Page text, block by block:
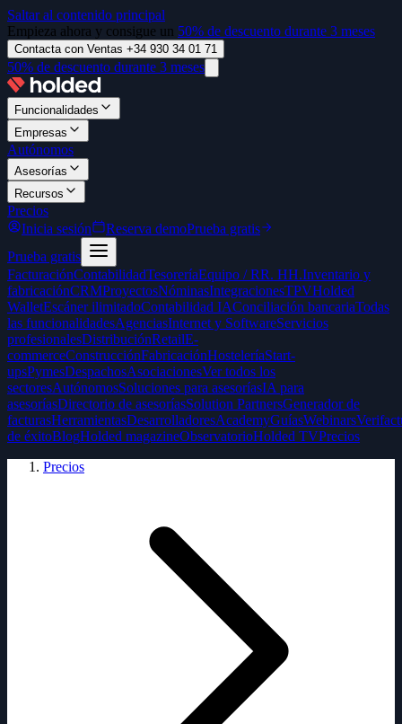
Saltar al contenido principal
Empieza ahora y consigue un 50% de descuento durante 3 meses
Contacta con Ventas +34 930 34 01 71
50% de descuento durante 3 meses
Funcionalidades
Empresas
Autónomos
Asesorías
Recursos
Precios
Inicia sesión
Reserva demoPrueba gratis
Prueba gratis
FacturaciónContabilidadTesoreríaEquipo / RR. HH.Inventario y
fabricaciónCRMProyectosNóminasIntegracionesTPVHolded
WalletEscáner ilimitadoContabilidad IAConciliación bancariaTodas
las funcionalidadesAgenciasInternet y SoftwareServicios
profesionalesDistribuciónRetailE-
commerceConstrucciónFabricaciónHosteleríaStart-
upsPymesDespachosAsociacionesVer todos los
sectoresAutónomosSoluciones para asesoríasIA para
asesoríasDirectorio de asesoríasSolution PartnersGenerador de
facturasHerramientasDesarrolladoresAcademyGuíasWebinars
de éxitoBlogHolded magazineObservatorioHolded TVPrecios
Precios